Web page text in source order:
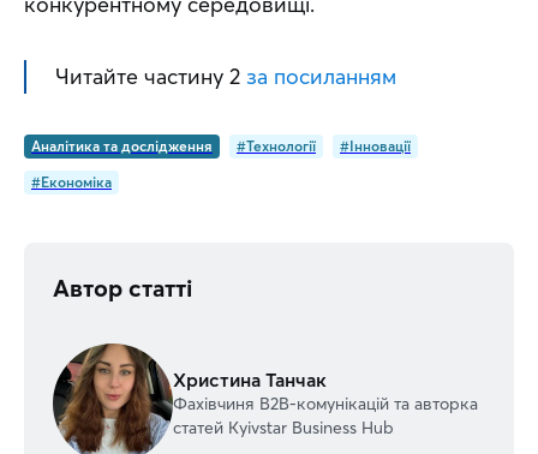
Читайте частину 2 за посиланням
Аналітика та дослідження #Технології
#Інновації
#Економіка
Автор статті
Христина Танчак
Фахівчиня В2В-комунікацій та авторка
статей Kyivstar Business Hub